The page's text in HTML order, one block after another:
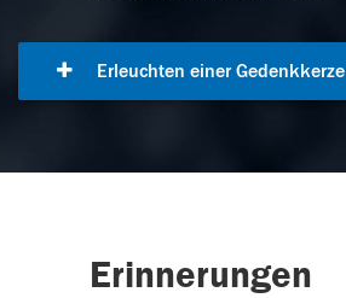
Erleuchten einer Gedenkkerze
Erinnerungen